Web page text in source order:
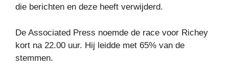
die berichten en deze heeft verwijderd.
De Associated Press noemde de race voor Richey
kort na 22.00 uur. Hij leidde met 65% van de
stemmen.